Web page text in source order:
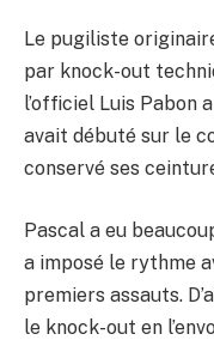
Le pugiliste
par knock-out
l’officiel Luis Pabon
avait débuté sur le
conservé ses
Pascal a eu
a imposé le rythme
premiers assauts.
le knock-out en